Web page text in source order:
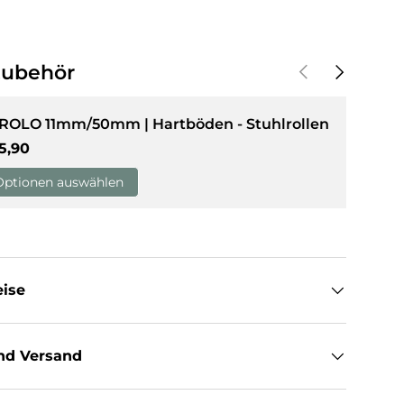
VorherigeNächste
11mm/50mm | Hartböden - Stuhlrollen
Preis
auswählen
Versand